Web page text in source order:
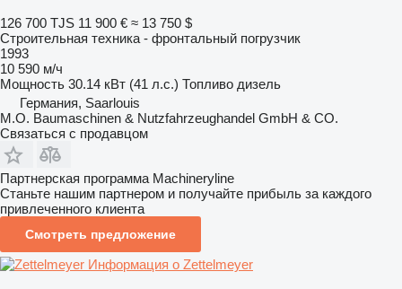
126 700 TJS 11 900 € ≈ 13 750 $
Строительная техника - фронтальный погрузчик
1993
10 590 м/ч
Мощность 30.14 кВт (41 л.с.) Топливо дизель
Германия, Saarlouis
M.O. Baumaschinen & Nutzfahrzeughandel GmbH & CO.
Связаться с продавцом
Партнерская программа Machineryline
Станьте нашим партнером и получайте прибыль за каждого
привлеченного клиента
Смотреть предложение
Информация о Zettelmeyer